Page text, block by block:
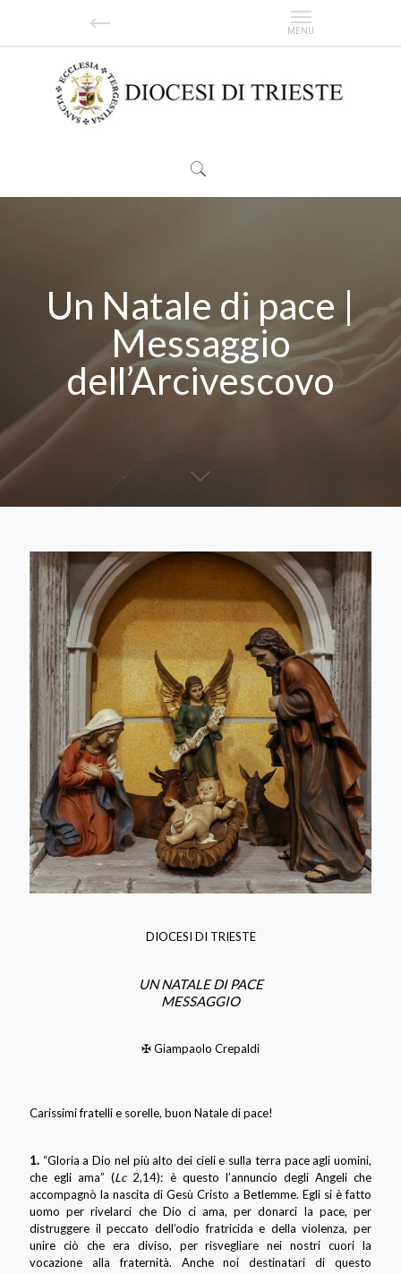
Un Natale di pace |
Messaggio
dell’Arcivescovo
DIOCESI DI TRIESTE
UN NATALE DI PACE
MESSAGGIO
✠ Giampaolo Crepaldi
Carissimi fratelli e sorelle, buon Natale di pace!
1. “Gloria a Dio nel più alto dei cieli e sulla terra pace agli uomini,
che egli ama” (Lc2,14): è questo l’annuncio degli Angeli che
accompagnò la nascita di Gesù Cristo a Betlemme. Egli si è fatto
uomo per rivelarci che Dio ci ama, per donarci la pace, per
distruggere il peccato dell’odio fratricida e della violenza, per
unire ciò che era diviso, per risvegliare nei nostri cuori la
vocazione alla fraternità. Anche noi destinatari di questo